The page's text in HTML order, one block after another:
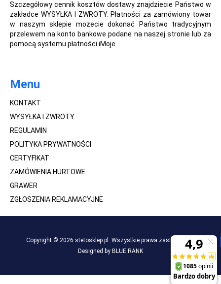
Szczegółowy cennik kosztów dostawy znajdziecie Państwo w
zakładce WYSYŁKA I ZWROTY. Płatności za zamówiony towar
w naszym sklepie możecie dokonać Państwo tradycyjnym
przelewem na konto bankowe podane na naszej stronie lub za
pomocą systemu płatności iMoje.
Menu
KONTAKT
WYSYŁKA I ZWROTY
REGULAMIN
POLITYKA PRYWATNOŚCI
CERTYFIKAT
ZAMÓWIENIA HURTOWE
GRAWER
ZGŁOSZENIA REKLAMACYJNE
Copyright © 2026 stetosklep.pl. Wszystkie prawa zastrzeżone.
Designed by BLUE RANK